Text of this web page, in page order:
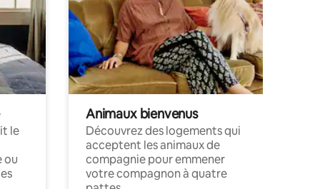
le
ou
Animaux bienvenus
Découvrez des logements qui
acceptent les animaux de
compagnie pour emmener
votre compagnon à quatre